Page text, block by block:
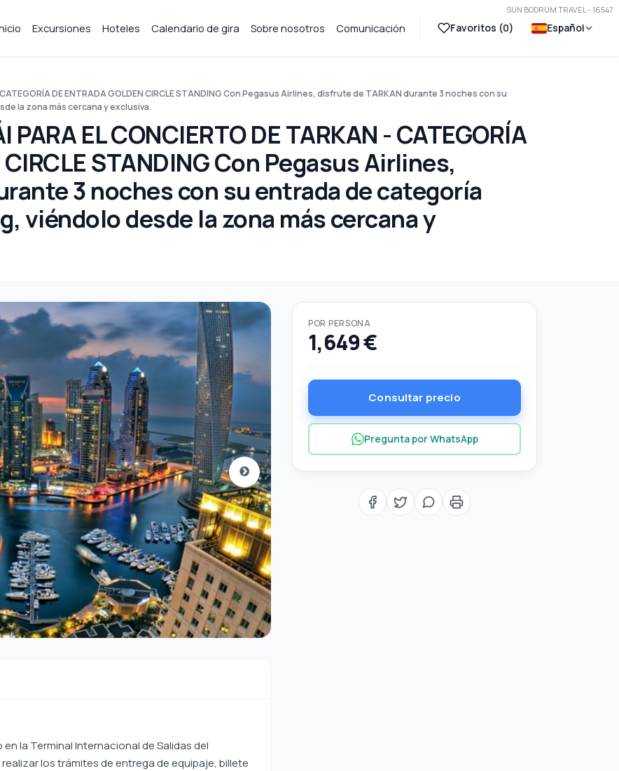
SUN BODRUM TRAVEL - 16547
Excursiones Hoteles Calendario de gira Sobre nosotros Comunicación Favoritos (0) Español
CATEGORÍA DE ENTRADA GOLDEN CIRCLE STANDING Con Pegasus Airlines, disfrute de TARKAN durante 3 noches con su
la zona más cercana y exclusiva.
PARA EL CONCIERTO DE TARKAN - CATEGORÍA
CIRCLE STANDING Con Pegasus Airlines,
3 noches con su entrada de categoría
viéndolo desde la zona más cercana y
la Terminal Internacional de Salidas del
los trámites de entrega de equipaje, billete
POR PERSONA
1,649 €
Consultar precio
Pregunta por WhatsApp